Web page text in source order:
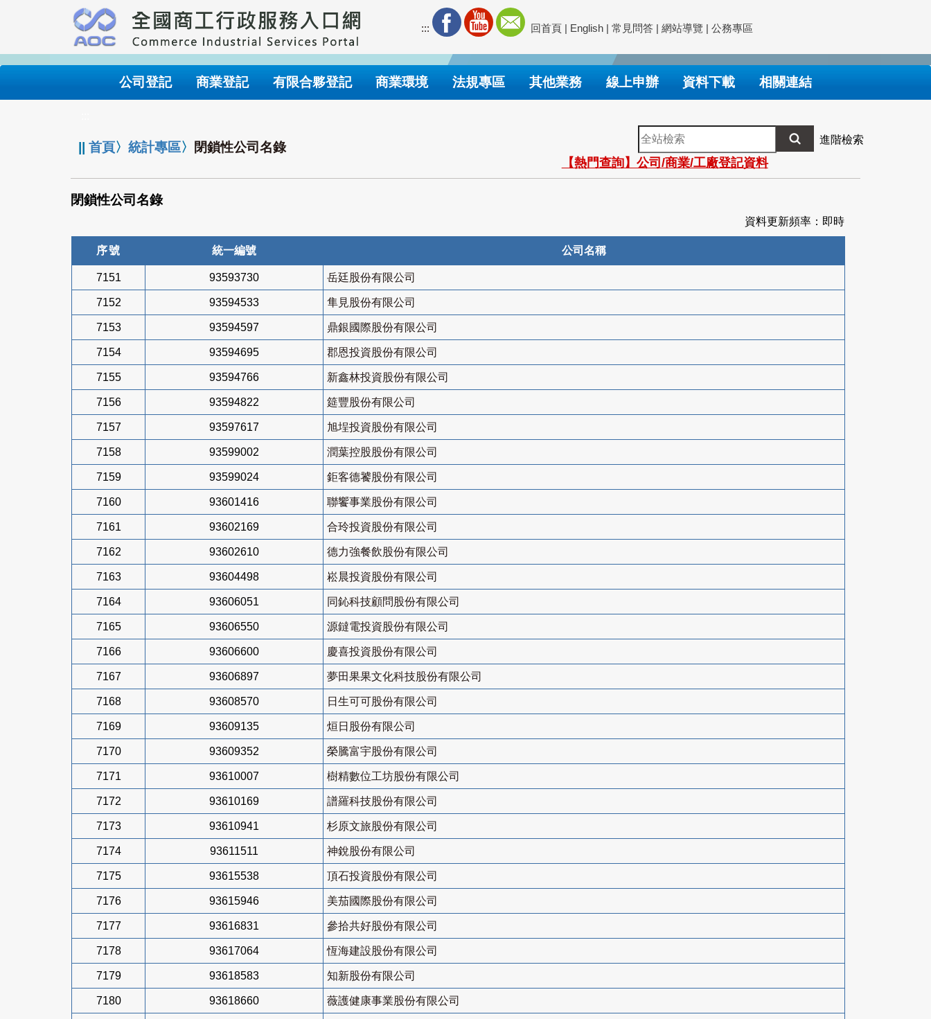
要
內
::: 回首頁 | English | 常見問答 | 網站導覽 | 公務專區
公司登記 商業登記 有限合夥登記 商業環境 法規專區 其他業務 線上申辦 資料下載 相關連結
||首頁〉統計專區〉 閉鎖性公司名錄
全
站
檢
索
進階檢索
【熱門查詢】公司/商業/工廠登記資料
閉鎖性公司名錄
資料更新頻率：即時
序號 統一編號 公司名稱
7151 93593730 岳廷股份有限公司
7152 93594533 隼見股份有限公司
7153 93594597 鼎銀國際股份有限公司
7154 93594695 郡恩投資股份有限公司
7155 93594766 新鑫林投資股份有限公司
7156 93594822 筵豐股份有限公司
7157 93597617 旭埕投資股份有限公司
7158 93599002 潤葉控股股份有限公司
7159 93599024 鉅客德饕股份有限公司
7160 93601416 聯饗事業股份有限公司
7161 93602169 合玲投資股份有限公司
7162 93602610 德力強餐飲股份有限公司
7163 93604498 崧晨投資股份有限公司
7164 93606051 同鈊科技顧問股份有限公司
7165 93606550 源鐽電投資股份有限公司
7166 93606600 慶喜投資股份有限公司
7167 93606897 夢田果果文化科技股份有限公司
7168 93608570 日生可可股份有限公司
7169 93609135 烜日股份有限公司
7170 93609352 榮騰富宇股份有限公司
7171 93610007 樹精數位工坊股份有限公司
7172 93610169 譜羅科技股份有限公司
7173 93610941 杉原文旅股份有限公司
7174 93611511 神銳股份有限公司
7175 93615538 頂石投資股份有限公司
7176 93615946 美茄國際股份有限公司
7177 93616831 參拾共好股份有限公司
7178 93617064 恆海建設股份有限公司
7179 93618583 知新股份有限公司
7180 93618660 薇護健康事業股份有限公司